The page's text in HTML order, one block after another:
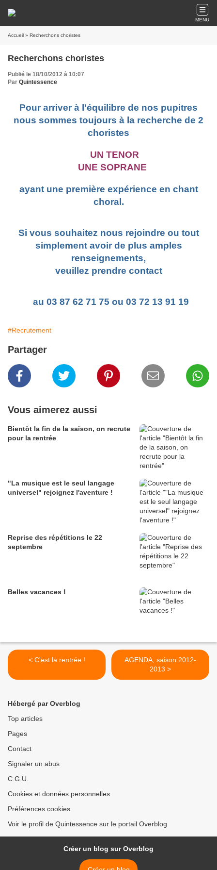
MENU
Accueil » Recherchons choristes
Recherchons choristes
Publié le 18/10/2012 à 10:07
Par Quintessence
Pour arriver à l'équilibre de nos pupitres
nous sommes toujours à la recherche de 2
choristes
UN TENOR
UNE SOPRANE
ayant une première expérience en chant
choral.
Si vous souhaitez nous rejoindre ou tout
simplement avoir de plus amples
renseignements,
veuillez prendre contact
au 03 87 62 71 75 ou 03 72 13 91 19
#Recrutement
Partager
Vous aimerez aussi
Bientôt la fin de la saison, on recrute
pour la rentrée
"La musique est le seul langage
universel" rejoignez l'aventure !
Reprise des répétitions le 22
septembre
Belles vacances !
< C'est la rentrée !
AGENDA, saison 2012-
2013 >
Hébergé par Overblog
Top articles
Pages
Contact
Signaler un abus
C.G.U.
Cookies et données personnelles
Préférences cookies
Voir le profil de Quintessence sur le portail Overblog
Créer un blog sur Overblog